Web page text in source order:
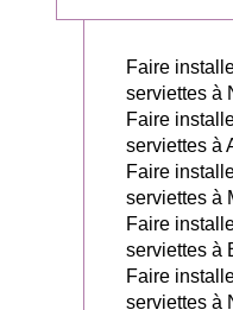
Faire
serviettes à
Faire
serviettes à
Faire
serviettes à
Faire
serviettes à
Faire
serviettes à